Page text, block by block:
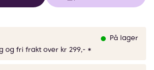
På lager
og fri frakt over kr 299,- *